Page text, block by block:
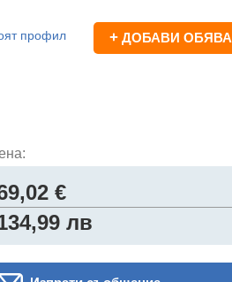
профил + ДОБАВИ ОБЯВА
€
лв